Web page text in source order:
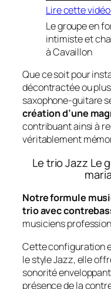
Lire cette
Le groupe en
intimiste et
à Cavaillon
Que ce soit pour
décontractée ou
saxophone-guitare
création d’une
contribuant ainsi à
véritablement
Le trio Jazz Le
Notre formule
trio avec
musiciens
Cette configuration
le style Jazz, elle
sonorité
présence de la